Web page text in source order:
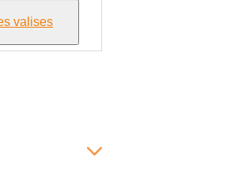
valises